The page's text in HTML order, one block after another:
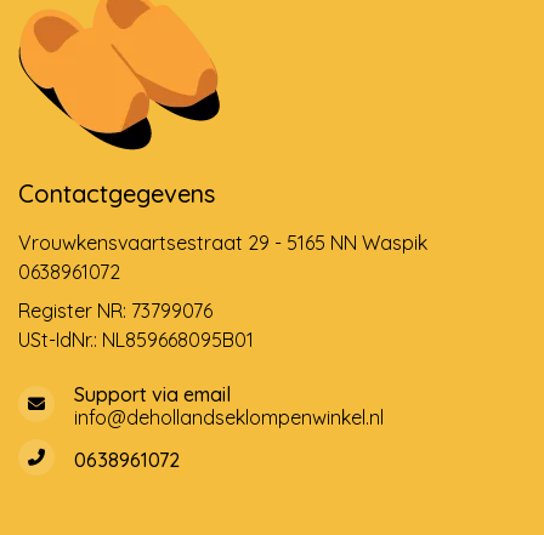
Contactgegevens
Vrouwkensvaartsestraat 29 - 5165 NN Waspik
0638961072
Register NR: 73799076
USt-IdNr.: NL859668095B01
Support via email
info@dehollandseklompenwinkel.nl
0638961072